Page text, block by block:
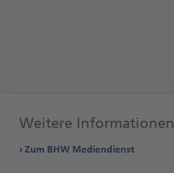
Weitere Informationen
Zum BHW Mediendienst